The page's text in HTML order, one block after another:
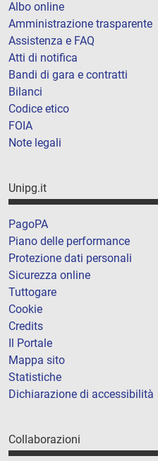
Albo online
Amministrazione trasparente
Assistenza e FAQ
Atti di notifica
Bandi di gara e contratti
Bilanci
Codice etico
FOIA
Note legali
Unipg.it
PagoPA
Piano delle performance
Protezione dati personali
Sicurezza online
Tuttogare
Cookie
Credits
Il Portale
Mappa sito
Statistiche
Dichiarazione di accessibilità
Collaborazioni